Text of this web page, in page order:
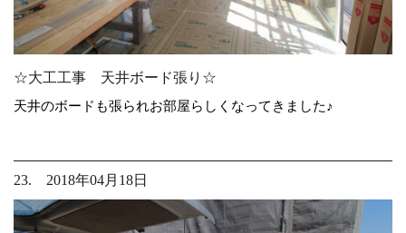
☆大工工事 天井ボード張り☆
天井のボードも張られお部屋らしくなってきました♪
23. 2018年04月18日